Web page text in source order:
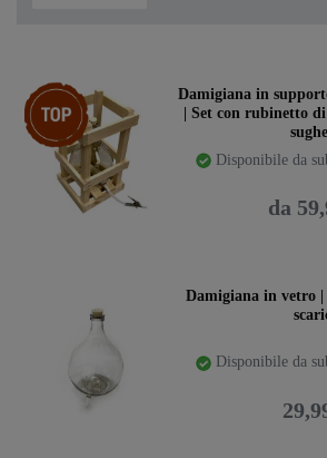
Ceres::Template.storeSpecialTop
Damigiana in
| Set con rubinetto
Disponibile da
da
Damigiana in vetro
Disponibile da